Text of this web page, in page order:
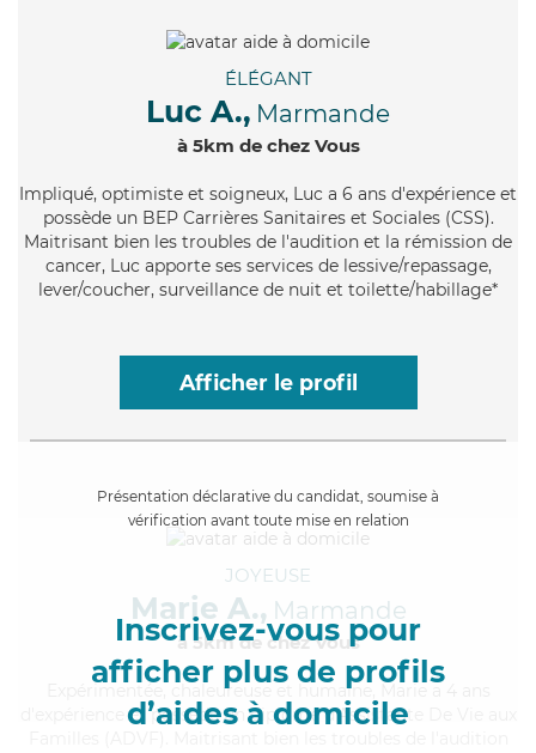
ÉLÉGANT
Luc A., Marmande
à 5km de chez Vous
Impliqué, optimiste et soigneux, Luc a 6 ans d'expérience et
possède un BEP Carrières Sanitaires et Sociales (CSS).
Maitrisant bien les troubles de l'audition et la rémission de
cancer, Luc apporte ses services de lessive/repassage,
lever/coucher, surveillance de nuit et toilette/habillage*
Afficher le profil
Présentation déclarative du candidat, soumise à
vérification avant toute mise en relation
Inscrivez-vous pour
afficher plus de profils
d’aides à domicile
JOYEUSE
Marie A., Marmande
à 5km de chez Vous
, chaleureuse et humaine, Marie a 4 ans
d'expérience et possède un diplôme d'Assistante De Vie aux